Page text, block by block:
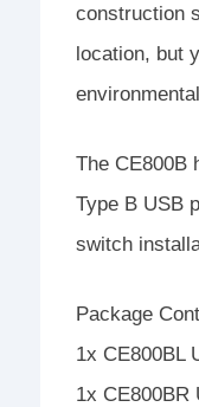
construction
location, but
The CE800B
Type B USB
switch
Package
1x CE800BL
1x CE800BR